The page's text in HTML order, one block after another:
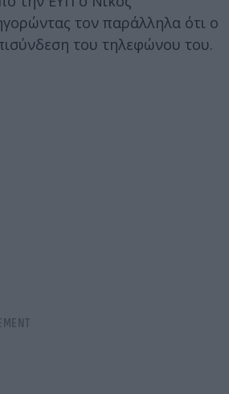
τον παράλληλα ότι ο
του τηλεφώνου του.